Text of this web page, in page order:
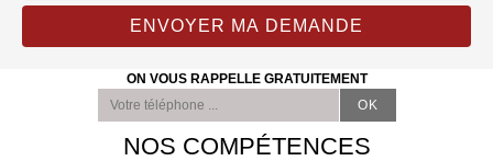
ON VOUS RAPPELLE GRATUITEMENT
NOS COMPÉTENCES